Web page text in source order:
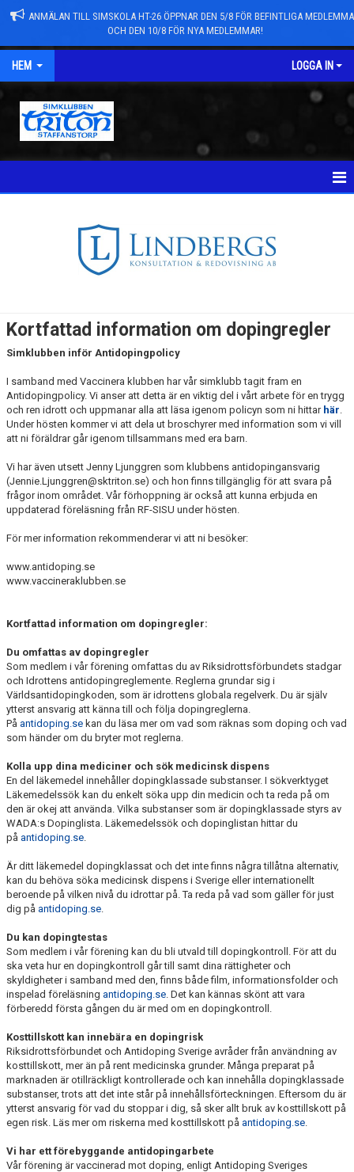
ANMÄLAN TILL SIMSKOLA HT-26 ÖPPNAR DEN 5/8 FÖR BEFINTLIGA
OCH DEN 10/8 FÖR NYA MEDLEMMAR!
HEM LOGGA IN
TRYGG TRITON
Kortfattad information om dopingregler
Simklubben inför Antidopingpolicy
I samband med Vaccinera klubben har vår simklubb tagit fram en
Antidopingpolicy. Vi anser att detta är en viktig del i vårt arbete för en trygg
och ren idrott och uppmanar alla att läsa igenom policyn som ni hittar här.
Under hösten kommer vi att dela ut broschyrer med information som vi vill
att ni föräldrar går igenom tillsammans med era barn.
Vi har även utsett Jenny Ljunggren som klubbens antidopingansvarig
(Jennie.Ljunggren@sktriton.se) och hon finns tillgänglig för att svara på
frågor inom området. Vår förhoppning är också att kunna erbjuda en
uppdaterad föreläsning från RF-SISU under hösten.
För mer information rekommenderar vi att ni besöker:
www.antidoping.se
www.vaccineraklubben.se
Kortfattad information om dopingregler:
Du omfattas av dopingregler
Som medlem i vår förening omfattas du av Riksidrottsförbundets stadgar
och Idrottens antidopingreglemente. Reglerna grundar sig i
Världsantidopingkoden, som är idrottens globala regelverk. Du är själv
ytterst ansvarig att känna till och följa dopingreglerna.
På antidoping.se kan du läsa mer om vad som räknas som doping och vad
som händer om du bryter mot reglerna.
Kolla upp dina mediciner och sök medicinsk dispens
En del läkemedel innehåller dopingklassade substanser. I sökverktyget
Läkemedelssök kan du enkelt söka upp din medicin och ta reda på om
den är okej att använda. Vilka substanser som är dopingklassade styrs av
WADA:s Dopinglista. Läkemedelssök och dopinglistan hittar du
på antidoping.se.
Är ditt läkemedel dopingklassat och det inte finns några tillåtna alternativ,
kan du behöva söka medicinsk dispens i Sverige eller internationellt
beroende på vilken nivå du idrottar på. Ta reda på vad som gäller för just
dig på antidoping.se.
Du kan dopingtestas
Som medlem i vår förening kan du bli utvald till dopingkontroll. För att du
ska veta hur en dopingkontroll går till samt dina rättigheter och
skyldigheter i samband med den, finns både film, informationsfolder och
inspelad föreläsning antidoping.se. Det kan kännas skönt att vara
förberedd första gången du är med om en dopingkontroll.
Kosttillskott kan innebära en dopingrisk
Riksidrottsförbundet och Antidoping Sverige avråder från användning av
kosttillskott, mer än på rent medicinska grunder. Många preparat på
marknaden är otillräckligt kontrollerade och kan innehålla dopingklassade
substanser, trots att det inte står på innehållsförteckningen. Eftersom du är
ytterst ansvarig för vad du stoppar i dig, så sker allt bruk av kosttillskott på
egen risk. Läs mer om riskerna med kosttillskott på antidoping.se.
Vi har ett förebyggande antidopingarbete
Vår förening är vaccinerad mot doping, enligt Antidoping Sveriges